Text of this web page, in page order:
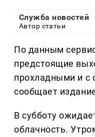
Служба новостей
Автор статьи
По данным
предстоящие
прохладными и с
сообщает
В субботу
облачность.